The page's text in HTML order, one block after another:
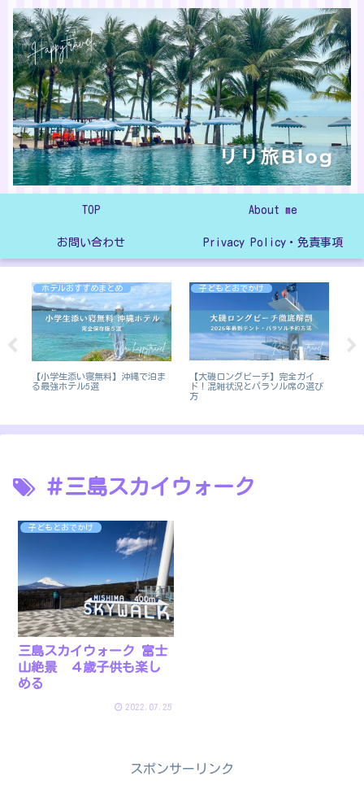
TOP About me
お問い合わせ Privacy Policy・免責事項
ホテルおすすめまとめ
【小学生添い寝無料】沖縄で泊ま
る最強ホテル5選
子どもとおでかけ
【大磯ロングビーチ】完全ガイ
ド！混雑状況とパラソル席の選び
方
＃三島スカイウォーク
子どもとおでかけ
三島スカイウォーク 富士
山絶景 ４歳子供も楽し
める
2022.07.25
スポンサーリンク